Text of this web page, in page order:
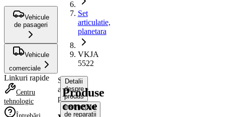
Vehicule
de pasageri
Vehicule
comerciale
Linkuri rapide
Centru
tehnologic
Set
articulatie,
planetara
VKJA
5522
Set
articulatie,
planetara
Detalii
despre
produs
Instrucțiuni
de reparații
Produse
conexe